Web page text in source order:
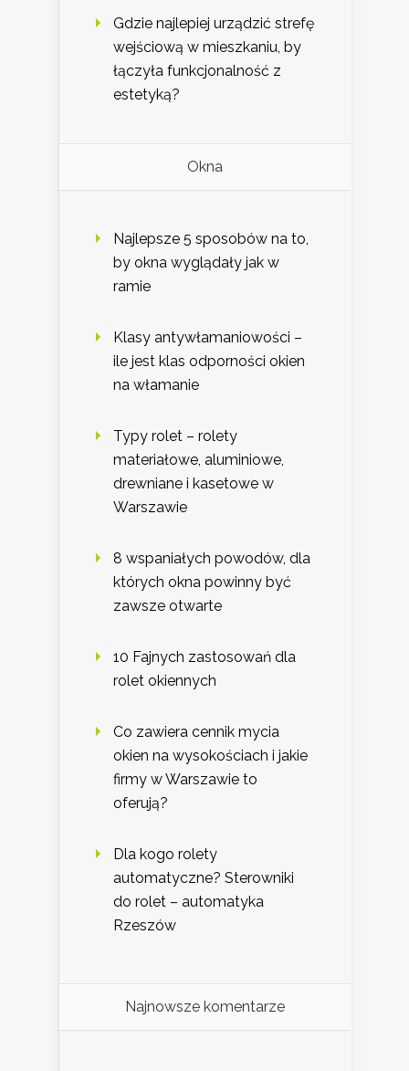
Gdzie najlepiej urządzić strefę
wejściową w mieszkaniu, by
łączyła funkcjonalność z
estetyką?
Okna
Najlepsze 5 sposobów na to,
by okna wyglądały jak w
ramie
Klasy antywłamaniowości –
ile jest klas odporności okien
na włamanie
Typy rolet – rolety
materiałowe, aluminiowe,
drewniane i kasetowe w
Warszawie
8 wspaniałych powodów, dla
których okna powinny być
zawsze otwarte
10 Fajnych zastosowań dla
rolet okiennych
Co zawiera cennik mycia
okien na wysokościach i jakie
firmy w Warszawie to
oferują?
Dla kogo rolety
automatyczne? Sterowniki
do rolet – automatyka
Rzeszów
Najnowsze komentarze